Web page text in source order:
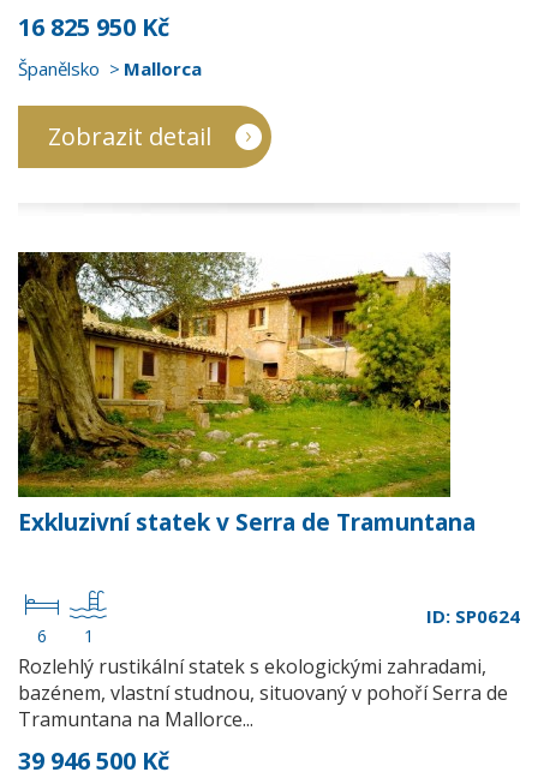
16 825 950 Kč
Španělsko Mallorca
Zobrazit detail
Exkluzivní statek v Serra de Tramuntana
6 1
ID: SP0624
Rozlehlý rustikální statek s ekologickými zahradami,
bazénem, vlastní studnou, situovaný v pohoří Serra de
Tramuntana na Mallorce...
39 946 500 Kč